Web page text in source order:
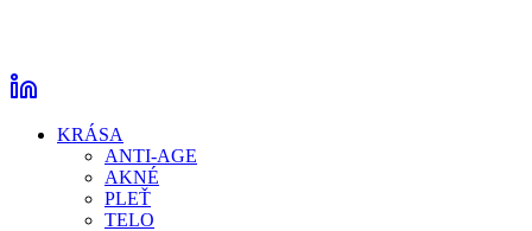
KRÁSA
ANTI-AGE
AKNÉ
PLEŤ
TELO